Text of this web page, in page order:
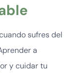
sufres del
a
y cuidar tu